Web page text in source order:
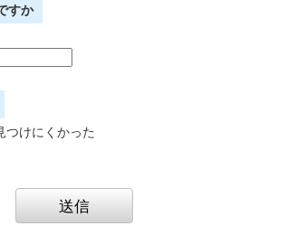
すか
つけにくかった